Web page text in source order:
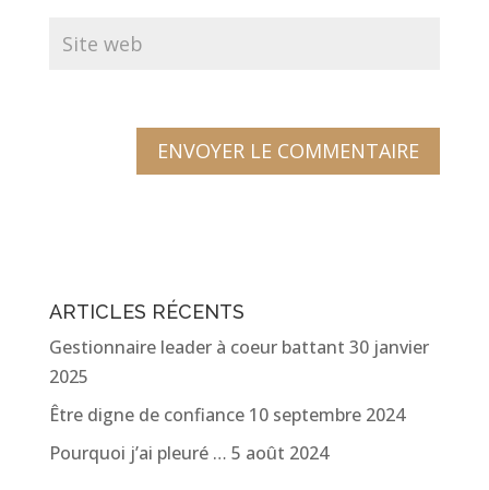
ARTICLES RÉCENTS
Gestionnaire leader à coeur battant 30 janvier
2025
Être digne de confiance 10 septembre 2024
Pourquoi j’ai pleuré … 5 août 2024